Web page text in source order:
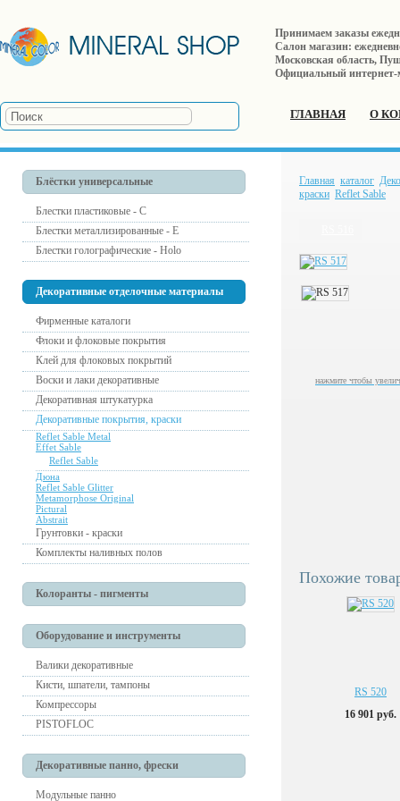
Принимаем заказы
Салон магазин:
Московская область,
Официальный интернет-
ГЛАВНАЯ О
Блёстки универсальные
Блестки пластиковые - С
Блестки металлизированные - Е
Блестки голографические - Holo
Декоративные отделочные материалы
Фирменные каталоги
Флоки и флоковые покрытия
Клей для флоковых покрытий
Воски и лаки декоративные
Декоративная штукатурка
Декоративные покрытия, краски
Reflet Sable Metal
Effet Sable
Reflet Sable
Дюна
Reflet Sable Glitter
Metamorphose Original
Pictural
Abstrait
Грунтовки - краски
Комплекты наливных полов
Колоранты - пигменты
Оборудование и инструменты
Валики декоративные
Кисти, шпатели, тампоны
Компрессоры
PISTOFLOC
Декоративные панно, фрески
Модульные панно
Главная каталог
краски Reflet Sable
нажмите чтобы
Похожие
RS 520
16 901 руб.